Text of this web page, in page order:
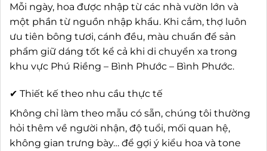
Mỗi ngày, hoa được nhập từ các nhà vườn lớn và
một phần từ nguồn nhập khẩu. Khi cắm, thợ luôn
ưu tiên bông tươi, cánh đều, màu chuẩn để sản
phẩm giữ dáng tốt kể cả khi di chuyển xa trong
khu vực Phú Riềng – Bình Phước – Bình Phước.
✔ Thiết kế theo nhu cầu thực tế
Không chỉ làm theo mẫu có sẵn, chúng tôi thường
hỏi thêm về người nhận, độ tuổi, mối quan hệ,
không gian trưng bày… để gợi ý kiểu hoa và tone